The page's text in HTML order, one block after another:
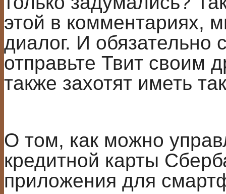
этой в комментариях,
диалог. И обязательно
отправьте Твит своим
также захотят иметь
О том, как можно
кредитной карты
приложения для